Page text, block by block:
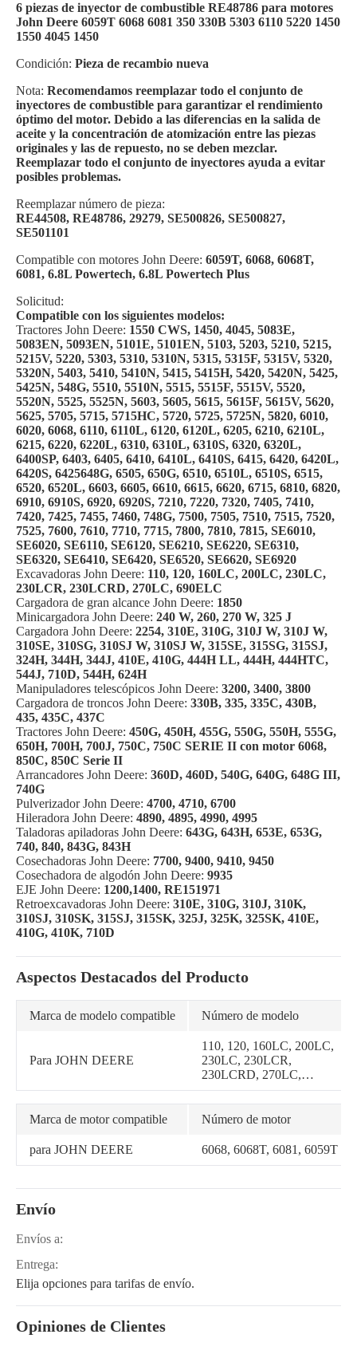
6 piezas de inyector de combustible RE48786 para motores
John Deere 6059T 6068 6081 350 330B 5303 6110 5220 1450
1550 4045 1450
Condición: Pieza de recambio nueva
Nota: Recomendamos reemplazar todo el conjunto de
inyectores de combustible para garantizar el rendimiento
óptimo del motor. Debido a las diferencias en la salida de
aceite y la concentración de atomización entre las piezas
originales y las de repuesto, no se deben mezclar.
Reemplazar todo el conjunto de inyectores ayuda a evitar
posibles problemas.
Reemplazar número de pieza:
RE44508, RE48786, 29279, SE500826, SE500827,
SE501101
Compatible con motores John Deere: 6059T, 6068, 6068T,
6081, 6.8L Powertech, 6.8L Powertech Plus
Solicitud:
Compatible con los siguientes modelos:
Tractores John Deere: 1550 CWS, 1450, 4045, 5083E,
5083EN, 5093EN, 5101E, 5101EN, 5103, 5203, 5210, 5215,
5215V, 5220, 5303, 5310, 5310N, 5315, 5315F, 5315V, 5320,
5320N, 5403, 5410, 5410N, 5415, 5415H, 5420, 5420N, 5425,
5425N, 548G, 5510, 5510N, 5515, 5515F, 5515V, 5520,
5520N, 5525, 5525N, 5603, 5605, 5615, 5615F, 5615V, 5620,
5625, 5705, 5715, 5715HC, 5720, 5725, 5725N, 5820, 6010,
6020, 6068, 6110, 6110L, 6120, 6120L, 6205, 6210, 6210L,
6215, 6220, 6220L, 6310, 6310L, 6310S, 6320, 6320L,
6400SP, 6403, 6405, 6410, 6410L, 6410S, 6415, 6420, 6420L,
6420S, 6425648G, 6505, 650G, 6510, 6510L, 6510S, 6515,
6520, 6520L, 6603, 6605, 6610, 6615, 6620, 6715, 6810, 6820,
6910, 6910S, 6920, 6920S, 7210, 7220, 7320, 7405, 7410,
7420, 7425, 7455, 7460, 748G, 7500, 7505, 7510, 7515, 7520,
7525, 7600, 7610, 7710, 7715, 7800, 7810, 7815, SE6010,
SE6020, SE6110, SE6120, SE6210, SE6220, SE6310,
SE6320, SE6410, SE6420, SE6520, SE6620, SE6920
Excavadoras John Deere: 110, 120, 160LC, 200LC, 230LC,
230LCR, 230LCRD, 270LC, 690ELC
Cargadora de gran alcance John Deere: 1850
Minicargadora John Deere: 240 W, 260, 270 W, 325 J
Cargadora John Deere: 2254, 310E, 310G, 310J W, 310J W,
310SE, 310SG, 310SJ W, 310SJ W, 315SE, 315SG, 315SJ,
324H, 344H, 344J, 410E, 410G, 444H LL, 444H, 444HTC,
544J, 710D, 544H, 624H
Manipuladores telescópicos John Deere: 3200, 3400, 3800
Cargadora de troncos John Deere: 330B, 335, 335C, 430B,
435, 435C, 437C
Tractores John Deere: 450G, 450H, 455G, 550G, 550H, 555G,
650H, 700H, 700J, 750C, 750C SERIE II con motor 6068,
850C, 850C Serie II
Arrancadores John Deere: 360D, 460D, 540G, 640G, 648G III,
740G
Pulverizador John Deere: 4700, 4710, 6700
Hileradora John Deere: 4890, 4895, 4990, 4995
Taladoras apiladoras John Deere: 643G, 643H, 653E, 653G,
740, 840, 843G, 843H
Cosechadoras John Deere: 7700, 9400, 9410, 9450
Cosechadora de algodón John Deere: 9935
EJE John Deere: 1200,1400, RE151971
Retroexcavadoras John Deere: 310E, 310G, 310J, 310K,
310SJ, 310SK, 315SJ, 315SK, 325J, 325K, 325SK, 410E,
410G, 410K, 710D
Aspectos Destacados del Producto
Marca de modelo compatible Número de modelo
Para JOHN DEERE
110, 120, 160LC, 200LC,
230LC, 230LCR,
230LCRD, 270LC,
690ELC, 5210, 5310, 5320,
5410, 5415, 5415H, 5103,
5203, 5220, 5303, 5310N,
5083E, 5083EN, 5093EN,
5215V, 5315F, 5315V
Marca de motor compatible Número de motor
para JOHN DEERE 6068, 6068T, 6081, 6059T
Envío
Envíos a:
Entrega:
Elija opciones para tarifas de envío.
Opiniones de Clientes